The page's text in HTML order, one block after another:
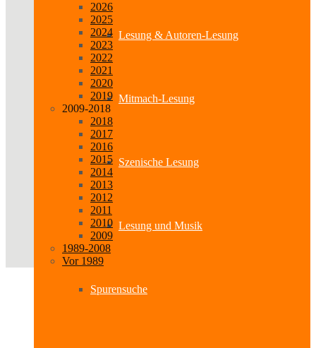
Lesung & Autoren-Lesung
Mitmach-Lesung
Szenische Lesung
Lesung und Musik
Spurensuche
2026
2025
2024
2023
2022
2021
2020
2019
2009-2018
2018
2017
2016
2015
2014
2013
2012
2011
2010
2009
1989-2008
Vor 1989